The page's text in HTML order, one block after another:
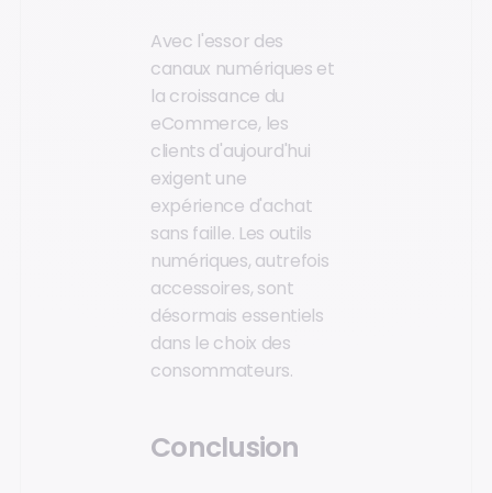
Avec l'essor des
canaux numériques et
la croissance du
eCommerce, les
clients d'aujourd'hui
exigent une
expérience d'achat
sans faille. Les outils
numériques, autrefois
accessoires, sont
désormais essentiels
dans le choix des
consommateurs.
Conclusion